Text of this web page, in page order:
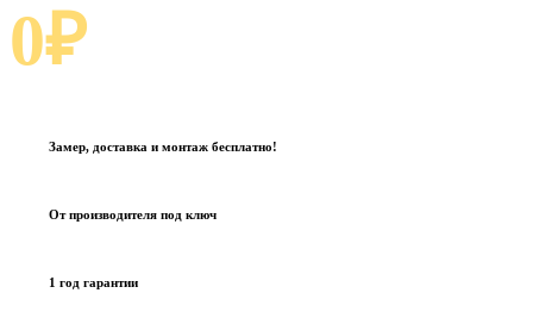
0₽
Замер, доставка и монтаж бесплатно!
От производителя под ключ
1 год гарантии